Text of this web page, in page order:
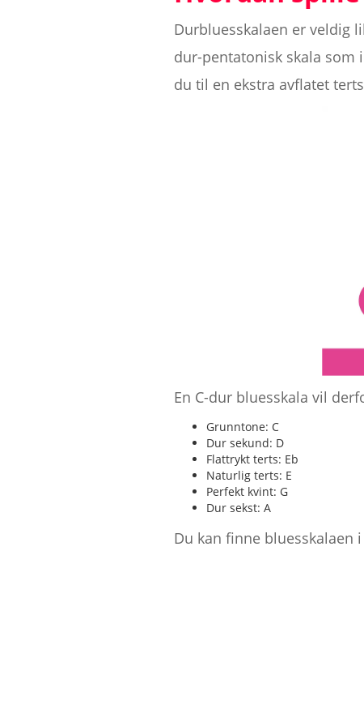
Durbluesskalaen er veldig
dur-pentatonisk skala som
du til en ekstra avflatet
En C-dur bluesskala vil
Grunntone: C
Dur sekund: D
Flattrykt terts: Eb
Naturlig terts: E
Perfekt kvint: G
Dur sekst: A
Du kan finne bluesskalaen